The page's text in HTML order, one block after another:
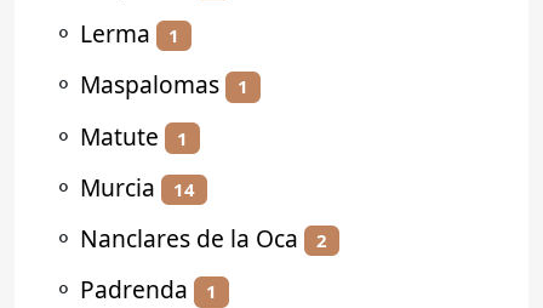
⚬ Lerma 1
⚬ Maspalomas 1
⚬ Matute 1
⚬ Murcia 14
⚬ Nanclares de la Oca 2
⚬ Padrenda 1